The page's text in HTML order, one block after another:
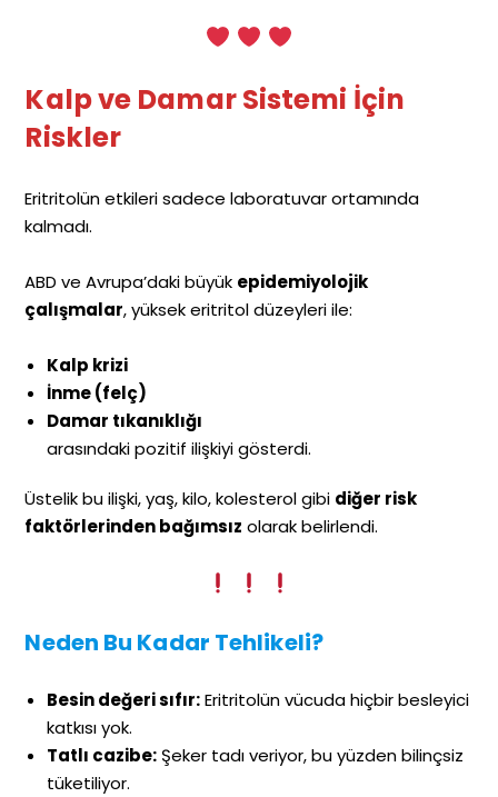
Kalp ve Damar Sistemi İçin
Riskler
Eritritolün etkileri sadece laboratuvar ortamında
kalmadı.
ABD ve Avrupa’daki büyük epidemiyolojik
çalışmalar, yüksek eritritol düzeyleri ile:
Kalp krizi
İnme (felç)
Damar tıkanıklığı
arasındaki pozitif ilişkiyi gösterdi.
Üstelik bu ilişki, yaş, kilo, kolesterol gibi diğer risk
faktörlerinden bağımsız olarak belirlendi.
Neden Bu Kadar Tehlikeli?
Besin değeri sıfır:Eritritolün vücuda hiçbir besleyici
katkısı yok.
Tatlı cazibe: Şeker tadı veriyor, bu yüzden bilinçsiz
tüketiliyor.